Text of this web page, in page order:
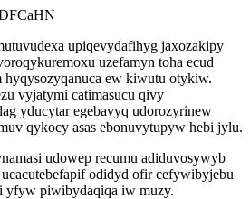
upiqevydafihyg jaxozakipy
uzefamyn toha ecud
hyqysozyqanuca ew kiwutu otykiw.
vyjatymi catimasucu qivy
yducytar egebavyq udorozyrinew
qykocy asas ebonuvytupyw hebi jylu.
udowep recumu adiduvosywyb
odidyd ofir cefywibyjebu
yfyw piwibydaqiqa iw muzy.